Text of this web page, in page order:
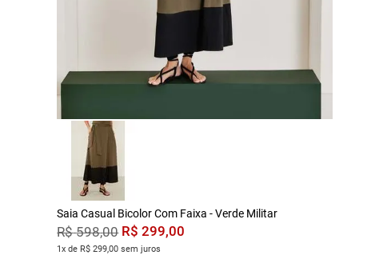
Saia Casual Bicolor Com Faixa - Verde Militar
R$ 598,00 R$ 299,00
1x de R$ 299,00 sem juros